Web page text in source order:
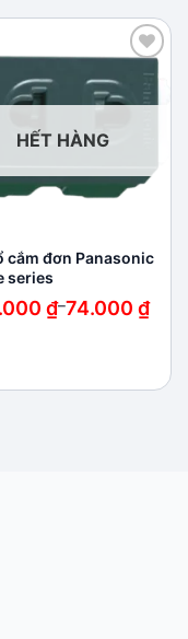
Add to
wishlist
HẾT HÀNG
cắm đơn Panasonic
series
74.000 ₫
–
₫